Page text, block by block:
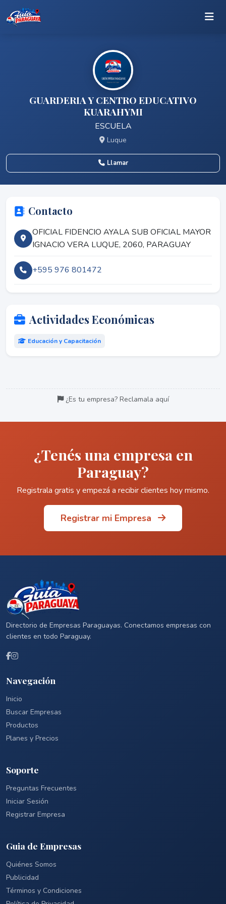
GUARDERIA Y CENTRO EDUCATIVO
KUARAHYMI
ESCUELA
Luque
Llamar
Contacto
OFICIAL FIDENCIO AYALA SUB OFICIAL MAYOR
IGNACIO VERA LUQUE, 2060, PARAGUAY
+595 976 801472
Actividades Económicas
Educación y Capacitación
¿Es tu empresa? Reclamala aquí
¿Tenés una empresa en
Paraguay?
Registrala gratis y empezá a recibir clientes hoy mismo.
Registrar mi Empresa
Directorio de Empresas Paraguayas. Conectamos empresas con
clientes en todo Paraguay.
Navegación
Inicio
Buscar Empresas
Productos
Planes y Precios
Soporte
Preguntas Frecuentes
Iniciar Sesión
Registrar Empresa
Guia de Empresas
Quiénes Somos
Publicidad
Términos y Condiciones